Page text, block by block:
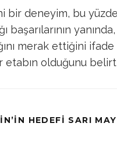
bir deneyim, bu
başarılarının
merak ettiğini
etabın olduğunu
HEDEFI SARI